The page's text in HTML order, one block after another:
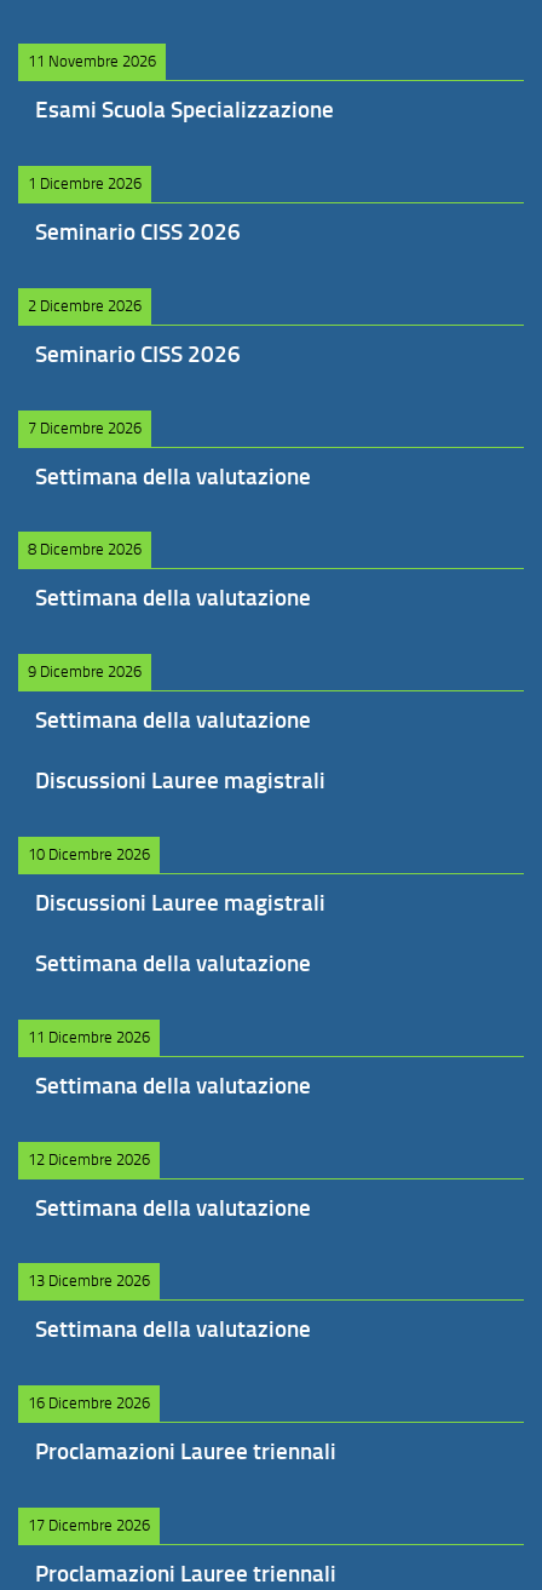
11 Novembre 2026
Esami Scuola Specializzazione
1 Dicembre 2026
Seminario CISS 2026
2 Dicembre 2026
Seminario CISS 2026
7 Dicembre 2026
Settimana della valutazione
8 Dicembre 2026
Settimana della valutazione
9 Dicembre 2026
Settimana della valutazione
Discussioni Lauree magistrali
10 Dicembre 2026
Discussioni Lauree magistrali
Settimana della valutazione
11 Dicembre 2026
Settimana della valutazione
12 Dicembre 2026
Settimana della valutazione
13 Dicembre 2026
Settimana della valutazione
16 Dicembre 2026
Proclamazioni Lauree triennali
17 Dicembre 2026
Proclamazioni Lauree triennali